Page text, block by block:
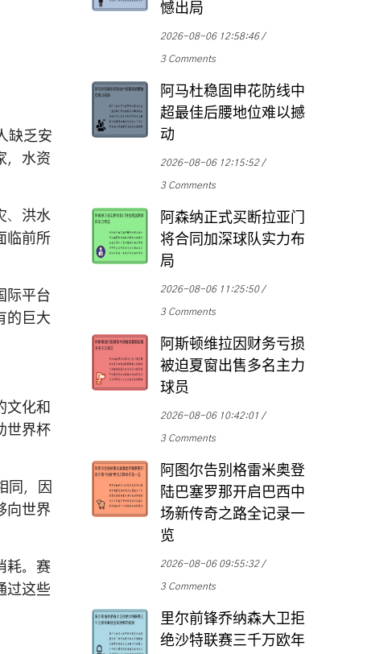
缺乏安
，水资
、洪水
临前所
际平台
的巨大
文化和
世界杯
同，因
向世界
耗。赛
过这些
憾出局
2026-08-06 12:58:46
3 Comments
阿马杜稳固申花防线中
超最佳后腰地位难以撼
动
2026-08-06 12:15:52
3 Comments
阿森纳正式买断拉亚门
将合同加深球队实力布
局
2026-08-06 11:25:50
3 Comments
阿斯顿维拉因财务亏损
被迫夏窗出售多名主力
球员
2026-08-06 10:42:01
3 Comments
阿图尔告别格雷米奥登
陆巴塞罗那开启巴西中
场新传奇之路全记录一
览
2026-08-06 09:55:32
3 Comments
里尔前锋乔纳森大卫拒
绝沙特联赛三千万欧年